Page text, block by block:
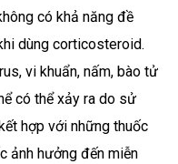
có khả năng đề
dùng corticosteroid.
vi khuẩn, nấm, bào tử
có thể xảy ra do sử
hợp với những thuốc
ảnh hưởng đến miễn